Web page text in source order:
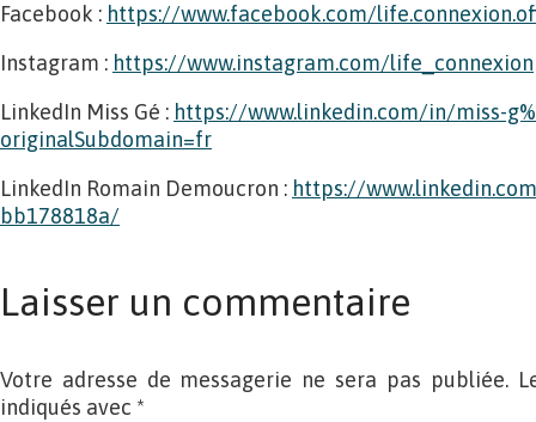
Facebook : https://www.facebook.com/
Instagram : https://www.instagram.com/life_connexion
LinkedIn Miss Gé : https://www.linkedin.com/in/miss-
originalSubdomain=fr
LinkedIn Romain Demoucron : https://
bb178818a/
Laisser un commentaire
Votre adresse de messagerie ne sera pas publiée.
indiqués avec *